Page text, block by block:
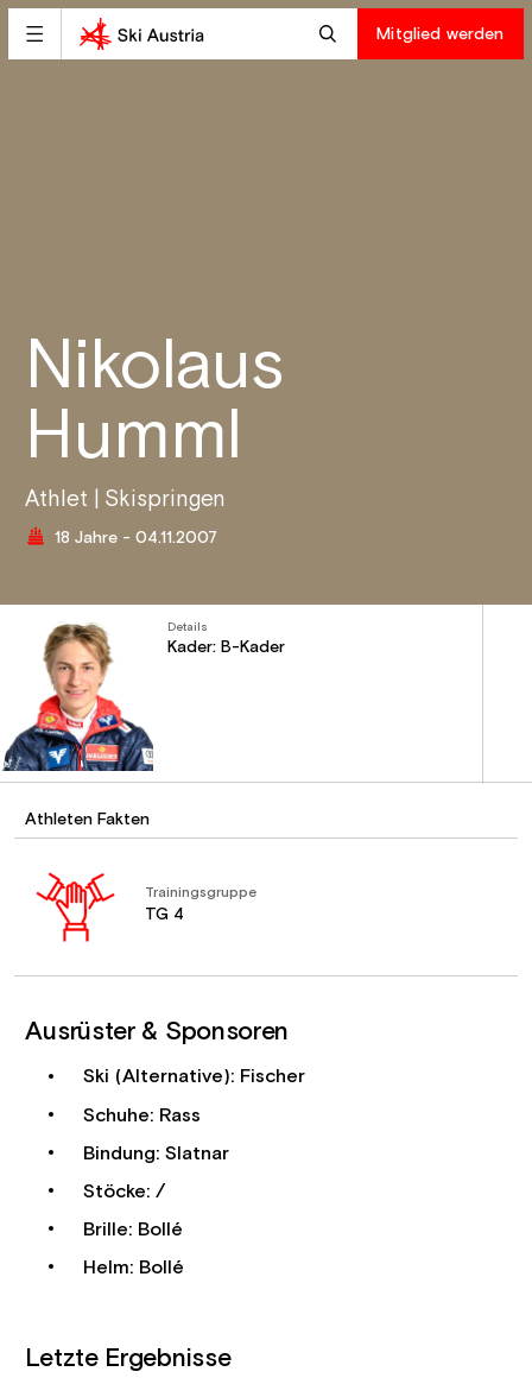
Mitglied werden
Nikolaus
Humml
Athlet | Skispringen
18 Jahre - 04.11.2007
Details
Kader: B-Kader
Athleten Fakten
Trainingsgruppe
TG 4
Ausrüster & Sponsoren
Ski (Alternative): Fischer
Schuhe: Rass
Bindung: Slatnar
Stöcke: /
Brille: Bollé
Helm: Bollé
Letzte Ergebnisse